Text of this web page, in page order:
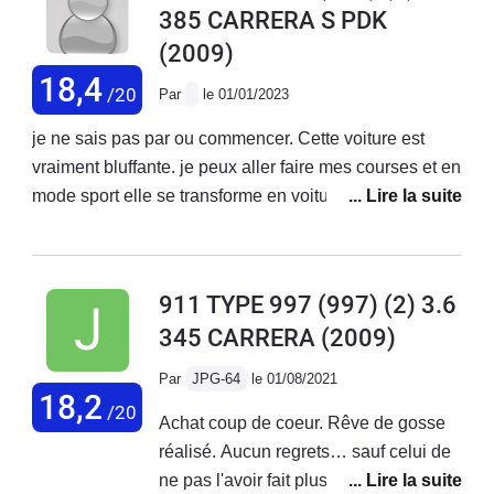
depuis plus de quarante ans et je n’ai
jamais eu de remorquage auparavant)
fois en ville( cable de la boîte de
vitesse cassé).
18,4/20
385 CARRERA S PDK
(2009)
Par le 01/01/2023
je ne sais pas par ou commencer. Cette voiture est
vraiment bluffante. je peux aller faire mes courses et en
mode sport elle se transforme en voiture de circuit.la
le cuir ne vieillit pas, je n'ai absolument rien à dire !J'ai
c'est ne pas avoir franchit le pas avant sur la marque
Porsche et en particulier la 997.
18,2 /20
911 TYPE 997 (997) (2) 3.6
345 CARRERA (2009)
Par JPG-64 le 01/08/2021
Achat coup de coeur. Rêve de gosse
réalisé. Aucun regrets… sauf celui de
ne pas l'avoir fait plus tôt. La fluidité